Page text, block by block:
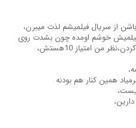
از سریال فیلمیشم لذت میبرن،
خوشم اومده چون بشدت روی
من امتیاز 10هستش،
همین کنار هم بودنه